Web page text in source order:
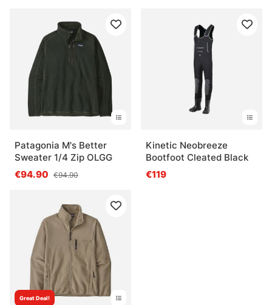
Patagonia M's Better
Sweater 1/4 Zip OLGG
€94.90 €94.90
Kinetic Neobreeze
Bootfoot Cleated Black
€119
Great Deal!